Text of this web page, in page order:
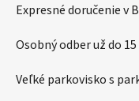
Expresné doručenie v
Osobný odber už do
Veľké parkovisko s